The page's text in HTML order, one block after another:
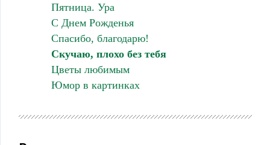
Пятница. Ура
С Днем Рожденья
Спасибо, благодарю!
Скучаю, плохо без тебя
Цветы любимым
Юмор в картинках